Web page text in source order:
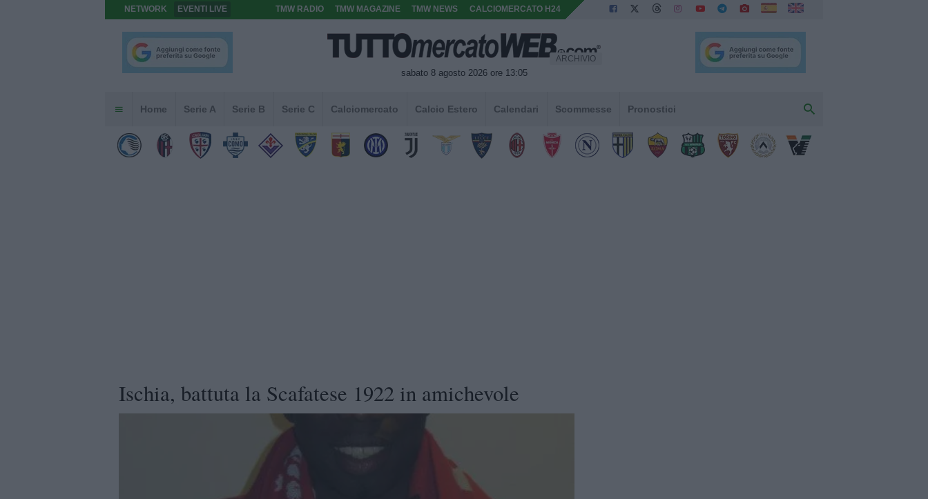
NETWORK EVENTI LIVE TMW RADIO TMW MAGAZINE TMW NEWS CALCIOMERCATO H24
sabato 8 agosto 2026 ore 13:05
ARCHIVIO
Home Serie A Serie B Serie C Calciomercato Calcio Estero Calendari Scommesse Pronostici
Ischia, battuta la Scafatese 1922 in amichevole